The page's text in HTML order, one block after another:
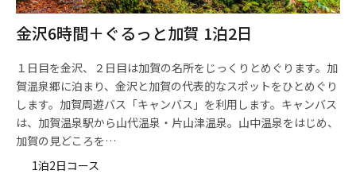
金沢6時間＋ぐるっと加賀 1泊2日
１日目を金沢、２日目は加賀の名所をじっくりとめぐります。加
賀温泉郷に泊まり、金沢と加賀の代表的なスポットをひとめぐり
します。加賀周遊バス「キャンバス」を利用します。キャンバス
は、加賀温泉駅から山代温泉・片山津温泉。山中温泉をはじめ、
加賀の見どころを…
1泊2日コース